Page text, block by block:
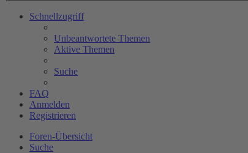
Schnellzugriff
Unbeantwortete Themen
Aktive Themen
Suche
FAQ
Anmelden
Registrieren
Foren-Übersicht
Suche